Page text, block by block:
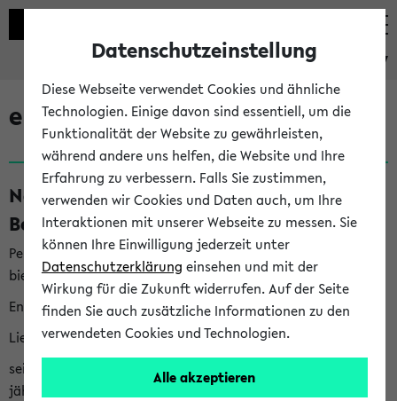
eKVV
eKVV News
Nachhaltigkeitspreis 2026:
Bewerbungsphase gestartet (06.08.26)
Per E-Mail eingestellt von nachhaltigkeitsbuero@uni-
bielefeld.de an den Verteiler 'Alle Studierenden':
English version below
Liebe Studierende,
seit 2023 verleiht das Rektorat der Universität Bielefeld
jährlich den Nachhaltigkeitspreis für Abschlussarbeiten. Sie
Datenschutzeinstellung
Diese Webseite verwendet Cookies und ähnliche
Technologien. Einige davon sind essentiell, um die
Funktionalität der Website zu gewährleisten,
während andere uns helfen, die Website und Ihre
Erfahrung zu verbessern. Falls Sie zustimmen,
verwenden wir Cookies und Daten auch, um Ihre
Interaktionen mit unserer Webseite zu messen. Sie
können Ihre Einwilligung jederzeit unter
Datenschutzerklärung einsehen und mit der
Wirkung für die Zukunft widerrufen. Auf der Seite
finden Sie auch zusätzliche Informationen zu den
verwendeten Cookies und Technologien.
Alle akzeptieren